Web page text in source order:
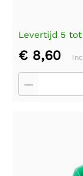
Levertijd 5
€ 8,60